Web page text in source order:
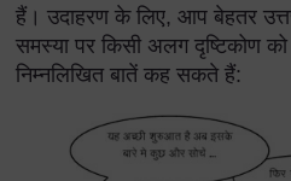
हैं। उदाहरण के लिए, आप बेहतर
समस्या पर किसी अलग दृष्टिकोण
निम्नलिखित बातें कह सकते हैं: